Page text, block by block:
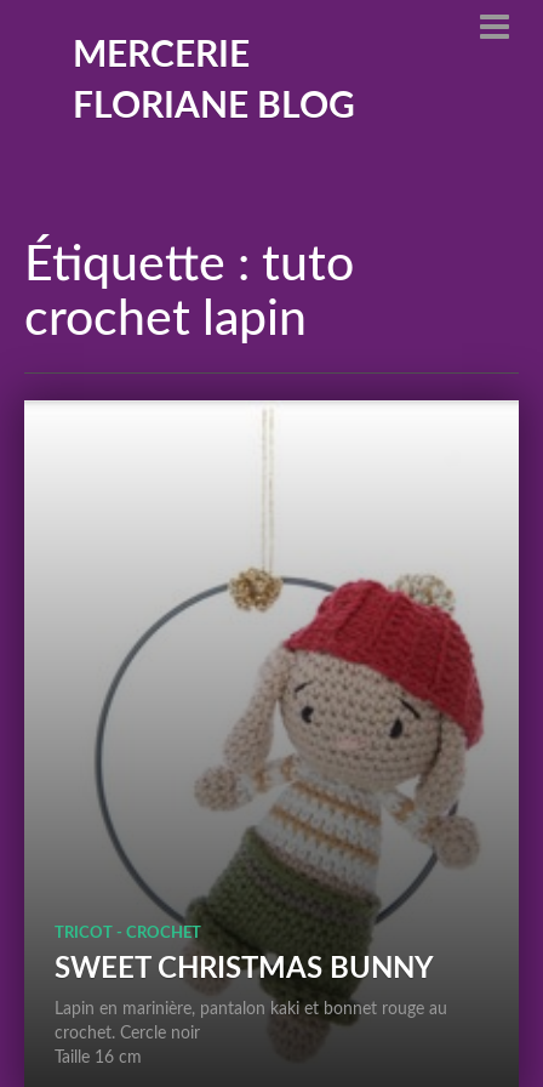
MERCERIE
FLORIANE BLOG
Étiquette : tuto
crochet lapin
TRICOT - CROCHET
SWEET CHRISTMAS BUNNY
Lapin en marinière, pantalon kaki et bonnet rouge au
crochet. Cercle noir
Taille 16 cm